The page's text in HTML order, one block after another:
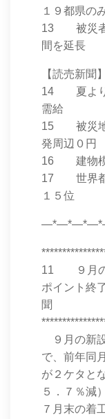
１９都県の
13 被災者
間を延長
【読売新聞】
14 夏より
需給
15 被災地
発周辺０円
16 建物模
17 世界都
１５位
11 ９月の
ポイント
聞
９月の新
で、前年同
が２ケタと
５．７％減
７月末の着